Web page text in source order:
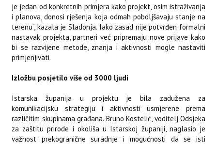
je jedan od konkretnih primjera kako projekt, osim istraživanja
i planova, donosi rješenja koja odmah poboljšavaju stanje na
terenu“, kazala je Sladonja. Iako zasad nije potvrđen formalni
nastavak projekta, partneri već pripremaju nove prijave kako
bi se razvijene metode, znanja i aktivnosti mogle nastaviti
primjenjivati.
Izložbu posjetilo više od 3000 ljudi
Istarska županija u projektu je bila zadužena za
komunikacijsku strategiju i aktivnosti usmjerene prema
različitim skupinama građana. Bruno Kostelić, voditelj Odsjeka
za zaštitu prirode i okoliša u Istarskoj županiji, naglasio je
važnost prekogranične suradnje i mogućnosti da se isti